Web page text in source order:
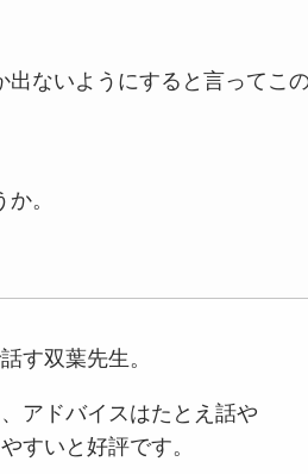
ないようにすると言ってこ
。
す双葉先生。
アドバイスはたとえ話や
すいと好評です。